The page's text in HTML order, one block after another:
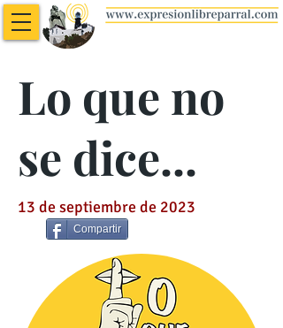
Lo que no
se dice...
13 de septiembre de 2023
Compartir